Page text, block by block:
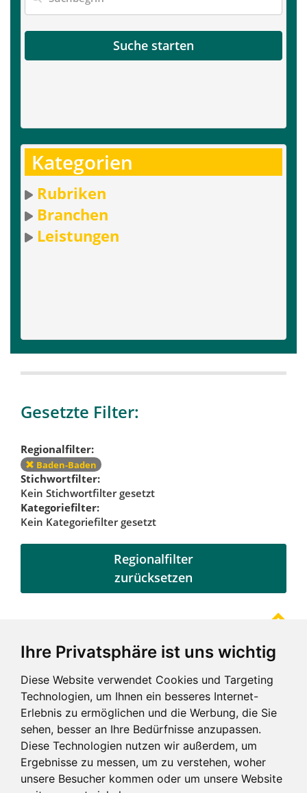
Ihre Privatsphäre ist uns wichtig
Diese Website verwendet Cookies und Targeting
Technologien, um Ihnen ein besseres Internet-
Erlebnis zu ermöglichen und die Werbung, die Sie
sehen, besser an Ihre Bedürfnisse anzupassen.
Diese Technologien nutzen wir außerdem, um
Ergebnisse zu messen, um zu verstehen, woher
unsere Besucher kommen oder um unsere Website
Suche starten
Kategorien
Rubriken
Branchen
Leistungen
Gesetzte Filter:
Regionalfilter:
Baden-Baden
Stichwortfilter:
Kein Stichwortfilter gesetzt
Kategoriefilter:
Kein Kategoriefilter gesetzt
Regionalfilter
zurücksetzen
Referenzen